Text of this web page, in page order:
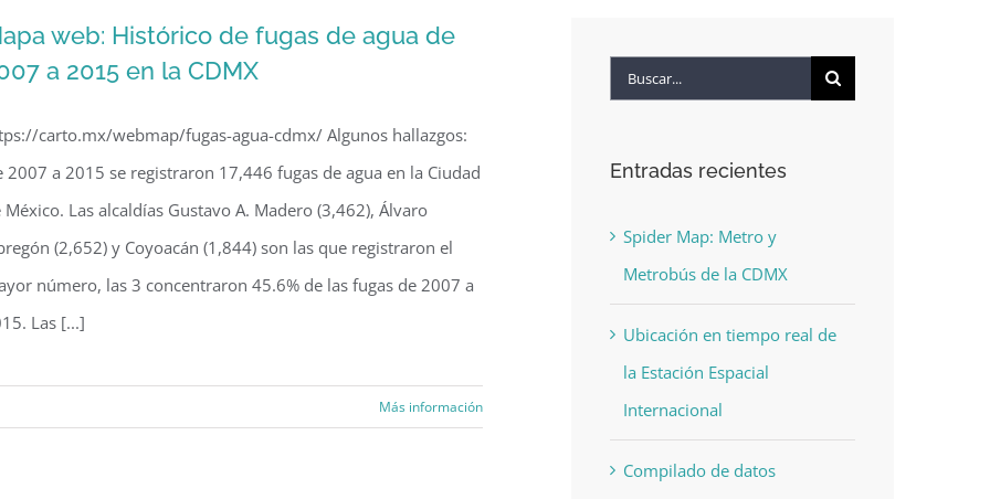
web: Histórico de fugas de agua de
a 2015 en la CDMX
carto.mx/webmap/fugas-agua-cdmx/ Algunos hallazgos:
2007 a 2015 se registraron 17,446 fugas de agua en la Ciudad
México. Las alcaldías Gustavo A. Madero (3,462), Álvaro
(2,652) y Coyoacán (1,844) son las que registraron el
número, las 3 concentraron 45.6% de las fugas de 2007 a
Las [...]
Más información
Buscar:
Entradas recientes
Spider Map: Metro y
Metrobús de la CDMX
Ubicación en tiempo real de
la Estación Espacial
Internacional
Compilado de datos